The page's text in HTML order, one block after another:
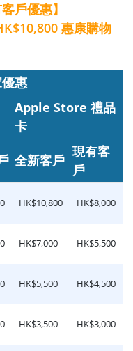
戶優惠】
惠康購物
惠
Apple Store 禮品
卡
全新客戶
現有客
戶
HK$10,800 HK$8,000
HK$7,000 HK$5,500
HK$5,500 HK$4,500
HK$3,500 HK$3,000